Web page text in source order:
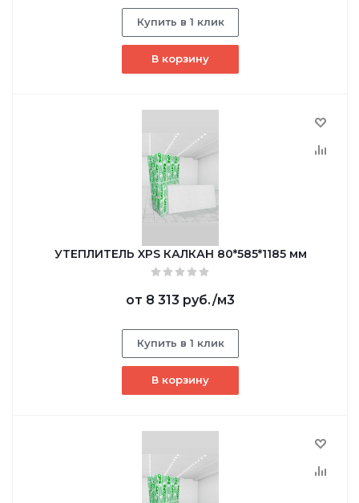
Купить в 1 клик
В корзину
УТЕПЛИТЕЛЬ XPS КАЛКАН 80*585*1185 мм
от 8 313 руб./м3
Купить в 1 клик
В корзину